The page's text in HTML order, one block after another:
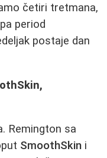
četiri tretmana,
period
postaje dan
Remington sa
SmoothSkin i